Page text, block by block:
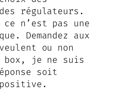
régulateurs.
n’est pas une
Demandez aux
ou non
box, je ne suis
soit